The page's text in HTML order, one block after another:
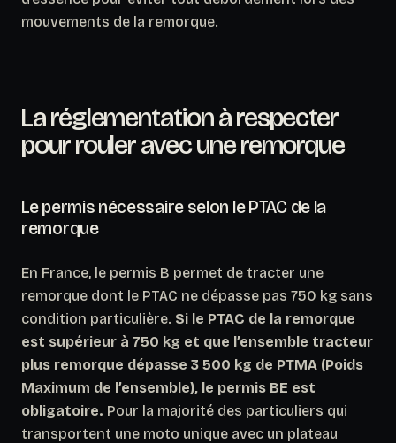
mouvements de la remorque.
La réglementation à respecter
pour rouler avec une remorque
Le permis nécessaire selon le PTAC de la
remorque
En France, le permis B permet de tracter une
remorque dont le PTAC ne dépasse pas 750 kg sans
condition particulière. Si le PTAC de la remorque
est supérieur à 750 kg et que l’ensemble tracteur
plus remorque dépasse 3 500 kg de PTMA (Poids
Maximum de l’ensemble), le permis BE est
obligatoire. Pour la majorité des particuliers qui
transportent une moto unique avec un plateau